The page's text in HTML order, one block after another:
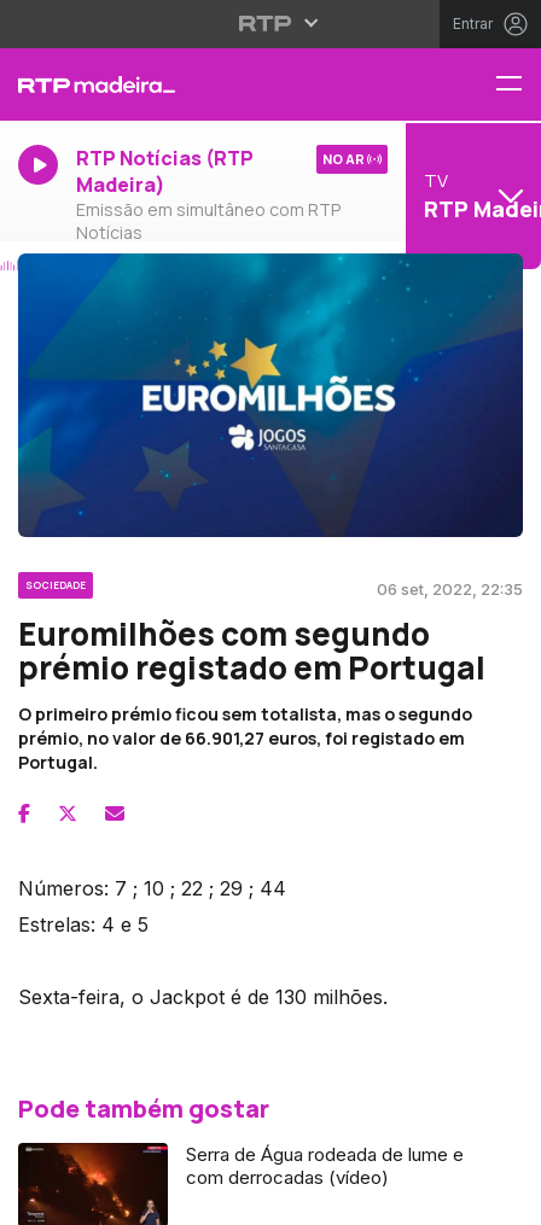
Entrar
RTP Notícias (RTP
Madeira)
Emissão em simultâneo com RTP
Notícias
NO AR
TV
RTP
SOCIEDADE 06 set, 2022, 22:35
Euromilhões com segundo
prémio registado em Portugal
O primeiro prémio ficou sem totalista, mas o segundo
prémio, no valor de 66.901,27 euros, foi registado em
Portugal.
Números: 7 ; 10 ; 22 ; 29 ; 44
Estrelas: 4 e 5
Sexta-feira, o Jackpot é de 130 milhões.
Pode também gostar
Serra de Água rodeada de lume e
com derrocadas (vídeo)